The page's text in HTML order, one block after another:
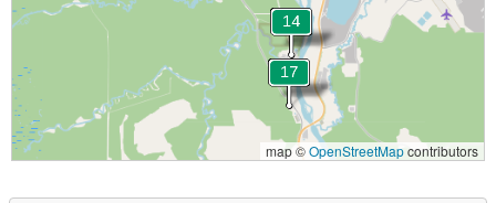
map ©OpenStreetMapcontributors